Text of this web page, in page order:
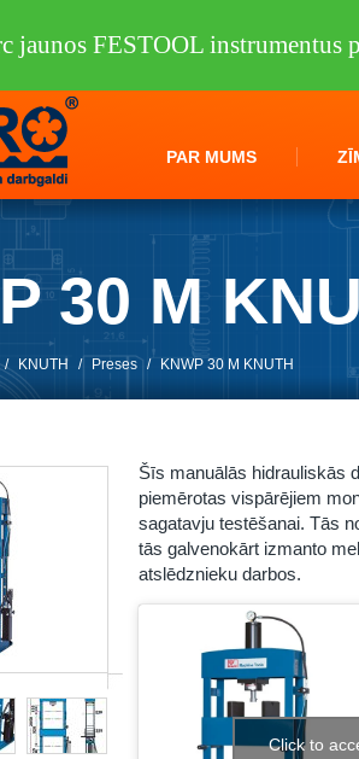
PAR MUMS
30 M
/ KNUTH / Preses / KNWP 30 M KNUTH
Šīs manuālās hidrauliskās
piemērotas vispārējiem
sagatavju testēšanai. Tās
tās galvenokārt izmanto
atslēdznieku darbos.
Click to
jaunos FESTOOL instrumentus